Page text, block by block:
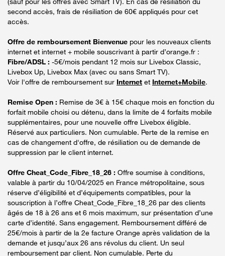
second accès, frais de résiliation de 60€ appliqués pour cet
accès.
Offre de remboursement Bienvenue pour les nouveaux clients
internet et internet + mobile souscrivant à partir d’orange.fr :
Fibre/ADSL : -5€/mois pendant 12 mois sur Livebox Classic,
Livebox Up, Livebox Max (avec ou sans Smart TV).
Voir l'offre de remboursement sur Internet et Internet+Mobile.
Remise Open : Remise de 3€ à 15€ chaque mois en fonction du
forfait mobile choisi ou détenu, dans la limite de 4 forfaits mobile
supplémentaires, pour une nouvelle offre Livebox éligible.
Réservé aux particuliers. Non cumulable. Perte de la remise en
cas de changement d'offre, de résiliation ou de demande de
suppression par le client internet.
Offre Cheat_Code_Fibre_18_26 : Offre soumise à conditions,
valable à partir du 10/04/2025 en France métropolitaine, sous
réserve d’éligibilité et d’équipements compatibles, pour la
souscription à l’offre Cheat_Code_Fibre_18_26 par des clients
âgés de 18 à 26 ans et 6 mois maximum, sur présentation d’une
carte d’identité. Sans engagement. Remboursement différé de
25€/mois à partir de la 2e facture Orange après validation de la
demande et jusqu’aux 26 ans révolus du client. Un seul
remboursement par client. Non cumulable. Perte du